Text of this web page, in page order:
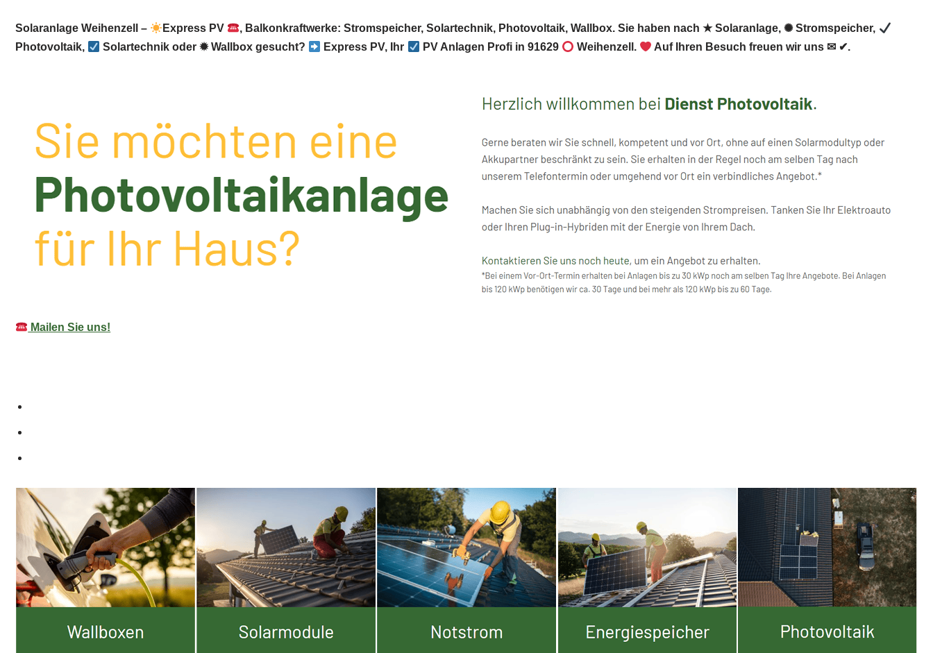
Solaranlage Weihenzell – Express PV
, Balkonkraftwerke: Stromspeicher, Solartechnik, Photovoltaik, Wallbox. Sie haben nach ★ Solaranlage, ✺ Stromspeicher,
Photovoltaik,
Solartechnik oder ✹ Wallbox gesucht? Express PV, Ihr PV Anlagen Profi in 91629 Weihenzell. Auf Ihren Besuch freuen wir uns ✉ ✔.
Mailen Sie uns!